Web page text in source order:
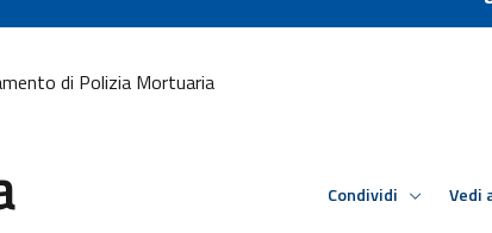
di Polizia Mortuaria
Condividi Vedi